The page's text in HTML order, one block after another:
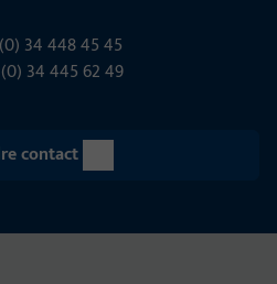
34 448 45 45
34 445 62 49
contact